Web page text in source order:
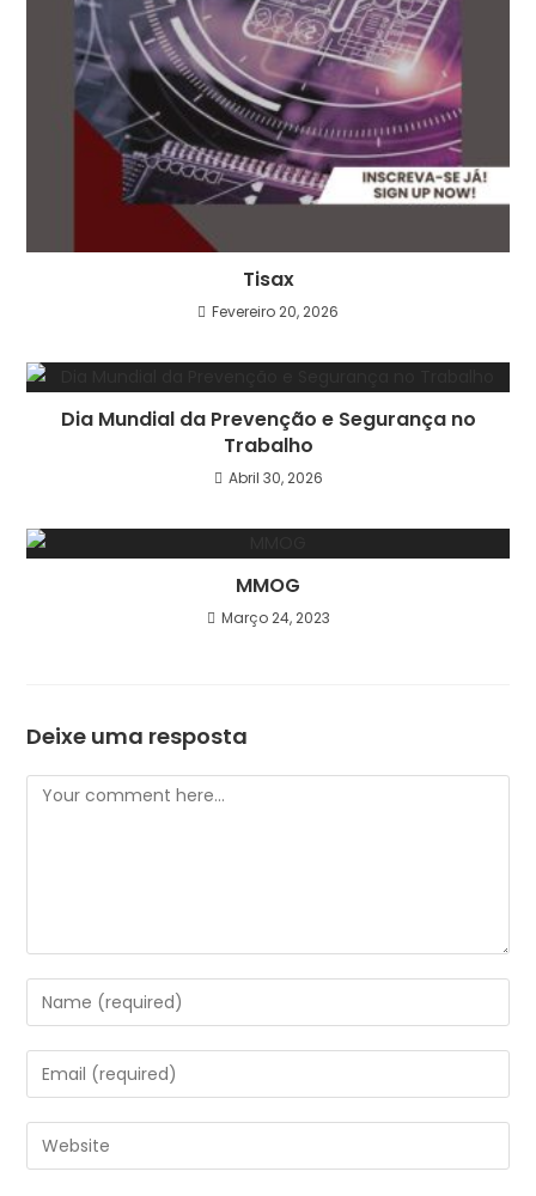
Tisax
Fevereiro 20, 2026
Dia Mundial da Prevenção e Segurança no
Trabalho
Abril 30, 2026
MMOG
Março 24, 2023
Deixe uma resposta